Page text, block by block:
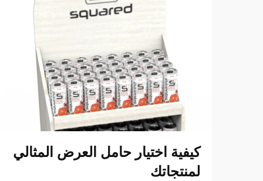
كيفية اختيار حامل العرض المثالي
لمنتجاتك